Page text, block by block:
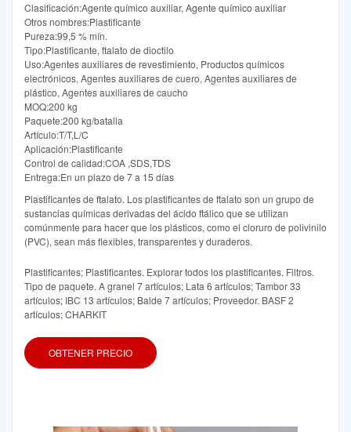
Clasificación:Agente químico auxiliar, Agente químico auxiliar
Otros nombres:Plastificante
Pureza:99,5 % mín.
Tipo:Plastificante, ftalato de dioctilo
Uso:Agentes auxiliares de revestimiento, Productos químicos
electrónicos, Agentes auxiliares de cuero, Agentes auxiliares de
plástico, Agentes auxiliares de caucho
MOQ:200 kg
Paquete:200 kg/batalla
Artículo:T/T,L/C
Aplicación:Plastificante
Control de calidad:COA ,SDS,TDS
Entrega:En un plazo de 7 a 15 días
Plastificantes de ftalato. Los plastificantes de ftalato son un grupo de
sustancias químicas derivadas del ácido ftálico que se utilizan
comúnmente para hacer que los plásticos, como el cloruro de polivinilo
(PVC), sean más flexibles, transparentes y duraderos.
Plastificantes; Plastificantes. Explorar todos los plastificantes. Filtros.
Tipo de paquete. A granel 7 artículos; Lata 6 artículos; Tambor 33
artículos; IBC 13 artículos; Balde 7 artículos; Proveedor. BASF 2
artículos; CHARKIT
OBTENER PRECIO